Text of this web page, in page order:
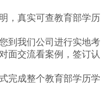
，真实可查教育部学历
到我们公司进行实地考
面交流看案例，签订认
完成整个教育部学历学